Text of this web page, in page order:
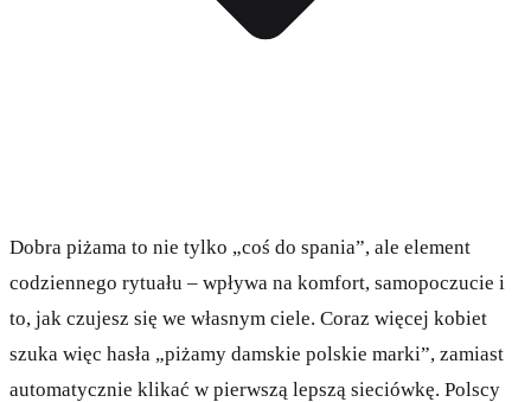
Dobra piżama to nie tylko „coś do spania”, ale element
codziennego rytuału – wpływa na komfort, samopoczucie i
to, jak czujesz się we własnym ciele. Coraz więcej kobiet
szuka więc hasła „piżamy damskie polskie marki”, zamiast
automatycznie klikać w pierwszą lepszą sieciówkę. Polscy